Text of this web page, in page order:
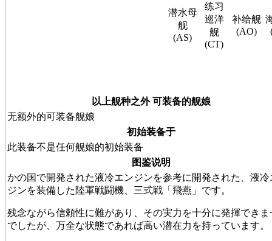
潜水母
舰
(AS)
练习
巡洋
舰
(CT)
补给舰
(AO)
以上舰种之外 可装备的舰娘
无额外的可装备舰娘
初始装备于
此装备不是任何舰娘的初始装备
图鉴说明
かの国で開発された液冷エンジンを参考に開発された、液冷
ジンを装備した陸軍戦闘機、三式戦「飛燕」です。
残念ながら信頼性に難があり、その実力を十分に発揮できま
でしたが、万全な状態であれば高い潜在力を持っています。